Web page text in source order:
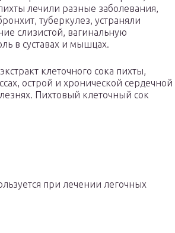
лечили разные заболевания,
туберкулез, устраняли
слизистой, вагинальную
в суставах и мышцах.
клеточного сока пихты,
острой и хронической сердечной
Пихтовый клеточный сок
при лечении легочных